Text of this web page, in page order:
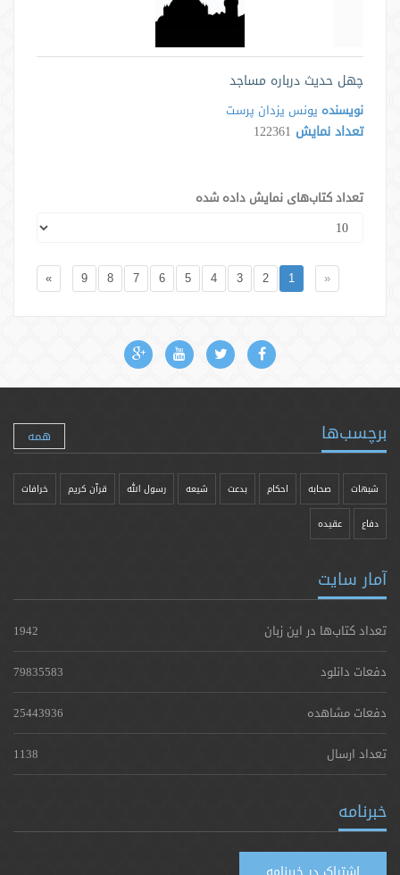
چهل حدیث درباره مساجد
نویسنده یونس یزدان پرست
تعداد نمایش 122361
تعداد کتاب‌های نمایش داده شده
«
1
2
3
4
5
6
7
8
9
»
برچسب‌ها همه
شبهات صحابه احکام بدعت شیعه رسول الله قرآن کریم خرافات
دفاع عقیده
آمار سایت
تعداد کتاب‌ها در این زبان
1942
دفعات دانلود
79835583
دفعات مشاهده
25443936
تعداد ارسال
1138
خبرنامه